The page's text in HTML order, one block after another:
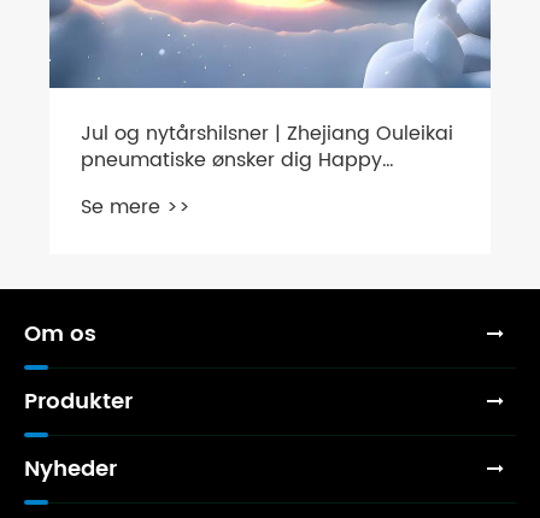
Jul og nytårshilsner | Zhejiang Ouleikai
pneumatiske ønsker dig Happy
Se mere >>
Om os
Produkter
Nyheder